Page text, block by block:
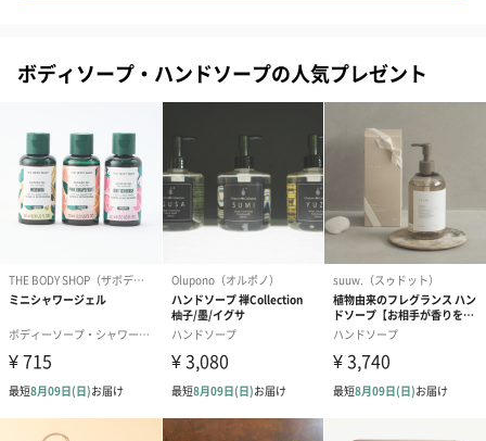
あり（280円）
メッセージカード（通常・写真・グリーティング）
誕生日や結婚祝い・出産祝いなど、様々なシーンのメッセージカ
メッセージカードや封筒のデザインは一部変更する場合がありま
す。
ボディソープ・ハンドソープの人気プレゼント